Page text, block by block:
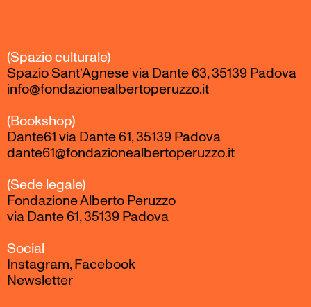
(Spazio culturale)
Spazio Sant’Agnese via Dante 63, 35139 Padova
info@fondazionealbertoperuzzo.it
(Bookshop)
Dante61 via Dante 61, 35139 Padova
dante61@fondazionealbertoperuzzo.it
(Sede legale)
Fondazione Alberto Peruzzo
via Dante 61, 35139 Padova
Social
Instagram,Facebook
Newsletter